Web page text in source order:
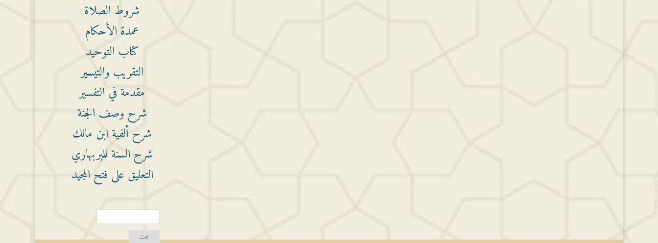
شروط الصلاة
عمدة الأحكام
كتاب التوحيد
التقريب والتيسير
مقدمة في التفسير
شرح وصف الجنة
شرح ألفية ابن مالك
شرح السنة للبربهاري
التعليق على فتح المجيد